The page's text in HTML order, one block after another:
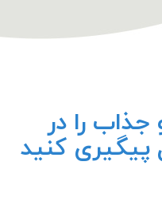
را در
پیگیری کنید